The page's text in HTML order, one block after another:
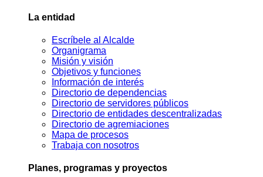
La entidad
Escríbele al Alcalde
Organigrama
Misión y visión
Objetivos y funciones
Información de interés
Directorio de dependencias
Directorio de servidores públicos
Directorio de entidades descentralizadas
Directorio de agremiaciones
Mapa de procesos
Trabaja con nosotros
Planes, programas y proyectos